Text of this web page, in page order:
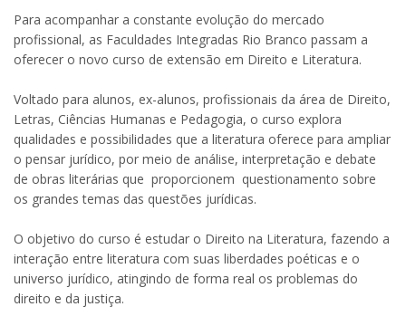
Para acompanhar a constante evolução do mercado
profissional, as Faculdades Integradas Rio Branco passam a
oferecer o novo curso de extensão em Direito e Literatura.
Voltado para alunos, ex-alunos, profissionais da área de Direito,
Letras, Ciências Humanas e Pedagogia, o curso explora
qualidades e possibilidades que a literatura oferece para ampliar
o pensar jurídico, por meio de análise, interpretação e debate
de obras literárias que proporcionem questionamento sobre
os grandes temas das questões jurídicas.
O objetivo do curso é estudar o Direito na Literatura, fazendo a
interação entre literatura com suas liberdades poéticas e o
universo jurídico, atingindo de forma real os problemas do
direito e da justiça.